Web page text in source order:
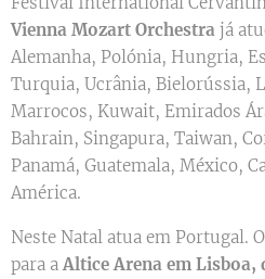
Vienna Mozart Orchestra já
Alemanha, Polónia, Hungria,
Turquia, Ucrânia, Bielorússia,
Marrocos, Kuwait, Emirados
Bahrain, Singapura, Taiwan,
Panamá, Guatemala, México,
América.
Neste Natal atua em Portugal.
para a Altice Arena em Lisboa,